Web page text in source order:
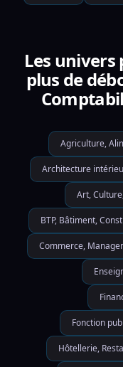
Les univers
plus de
Agriculture,
Architecture
Art,
BTP, Bâtiment,
Commerce,
Fonction
Hôtellerie,